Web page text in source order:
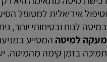
וטיפול אידיאלית למטופל
במיטה לנוח ובטיחותי יותר,
מעקה למיטה המסייע
תמיכה בזמן קימה מהמיטה.